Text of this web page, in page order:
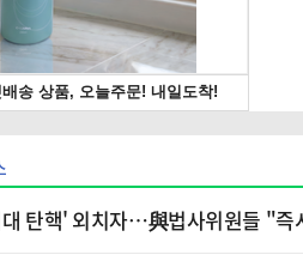
대 탄핵' 외치자…與법사위원들 "